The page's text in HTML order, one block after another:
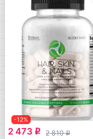
-12%
2 473 q 2 810q